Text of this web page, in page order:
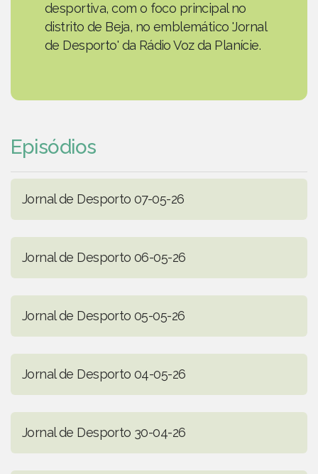
desportiva, com o foco principal no
distrito de Beja, no emblemático 'Jornal
de Desporto' da Rádio Voz da Planície.
Episódios
Jornal de Desporto 07-05-26
Jornal de Desporto 06-05-26
Jornal de Desporto 05-05-26
Jornal de Desporto 04-05-26
Jornal de Desporto 30-04-26